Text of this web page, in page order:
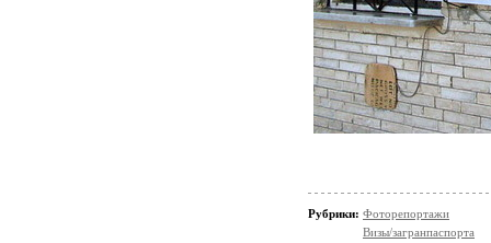
Рубрики: Фоторепортажи
Визы/загранпаспорта